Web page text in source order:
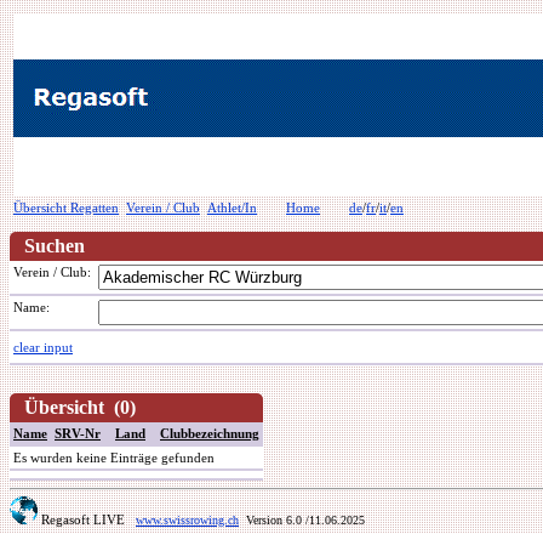
Übersicht Regatten Verein / Club Athlet/In Home de/fr/it/en
Suchen
Verein / Club:
Name:
clear input
Übersicht (0)
Name SRV-Nr Land
Clubbezeichnung
Es wurden keine Einträge gefunden
Regasoft LIVE www.swissrowing.chVersion 6.0/11.06.2025